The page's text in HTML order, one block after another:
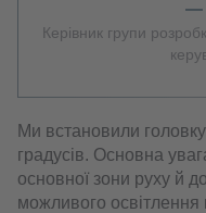
Керівник групи
Ми встановили
градусів. Основна
основної зони руху й
можливого освітлення